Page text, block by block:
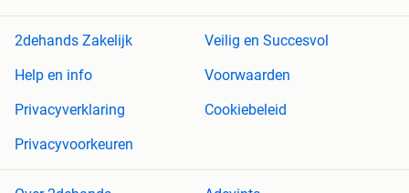
2dehands Zakelijk
Veilig en Succesvol
Help en info
Voorwaarden
Privacyverklaring
Cookiebeleid
Privacyvoorkeuren